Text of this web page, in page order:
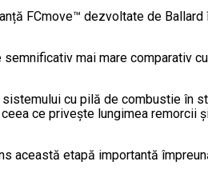
FCmove™ dezvoltate de
mai mare comparativ
cu pilă de combustie în
ce privește lungimea remorcii
această etapă importantă